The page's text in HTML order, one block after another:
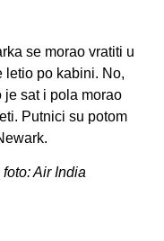
se morao vratiti u
letio po kabini. No,
je sat i pola morao
Putnici su potom
Air India